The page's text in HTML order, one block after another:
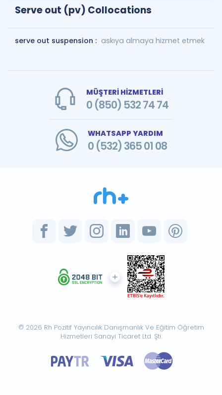
Serve out (pv) Collocations
serve out suspension : askıya almaya hizmet etmek
MÜŞTERİ HİZMETLERİ
0 (850) 532 74 74
WHATSAPP YARDIM
0 (532) 365 01 08
© 2026 Rh Pozitif Yayıncılık Danışmanlık Ve Eğitim Öğretim
Hizmetleri Sanayi Ticaret Ltd. Şti.